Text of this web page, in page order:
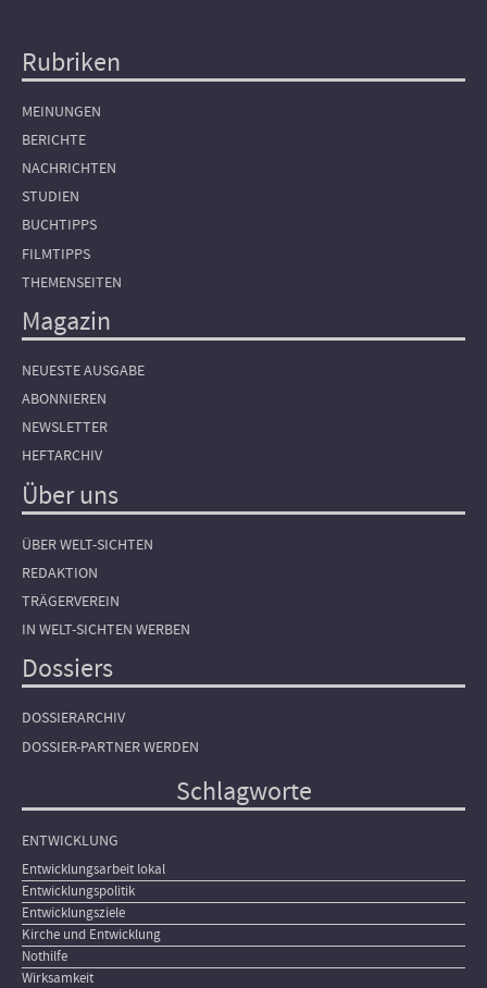
Hauptnavigation
Rubriken
MEINUNGEN
BERICHTE
NACHRICHTEN
STUDIEN
BUCHTIPPS
FILMTIPPS
THEMENSEITEN
Magazin
NEUESTE AUSGABE
ABONNIEREN
NEWSLETTER
HEFTARCHIV
Über uns
ÜBER WELT-SICHTEN
REDAKTION
TRÄGERVEREIN
IN WELT-SICHTEN WERBEN
Dossiers
DOSSIERARCHIV
DOSSIER-PARTNER WERDEN
Schlagworte
ENTWICKLUNG
Entwicklungsarbeit lokal
Entwicklungspolitik
Entwicklungsziele
Kirche und Entwicklung
Nothilfe
Wirksamkeit